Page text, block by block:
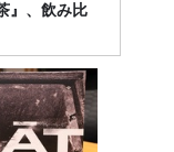
』、飲み比